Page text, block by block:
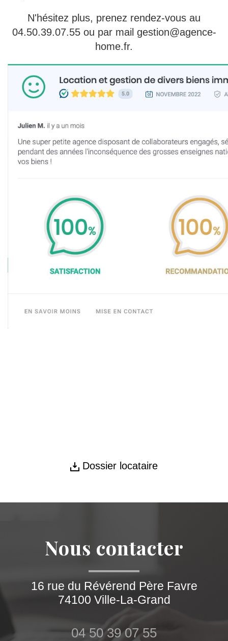
N'hésitez plus, prenez rendez-vous au
04.50.39.07.55 ou par mail gestion@agence-
home.fr.
Dossier locataire
nous contacter
16 rue du Révérend Père Favre
74100 Ville-La-Grand
04 50 39 07 55